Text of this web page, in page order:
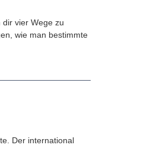
vier Wege zu
wie man bestimmte
Der international